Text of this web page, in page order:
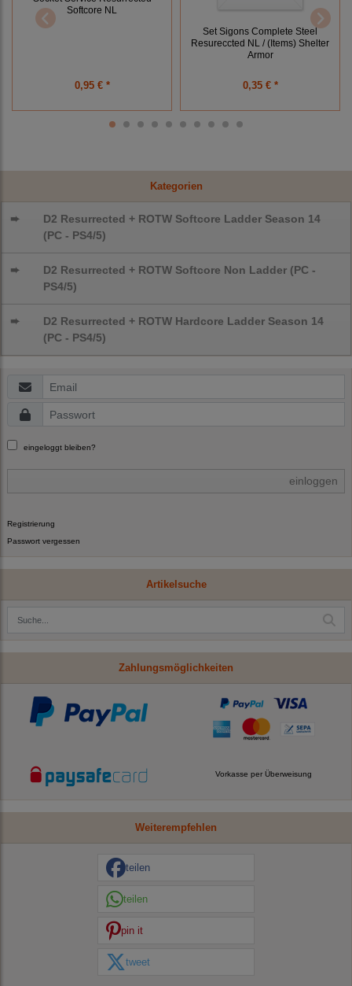
Kategorien
➨
D2 Resurrected + ROTW Softcore Ladder Season 14
(PC - PS4/5)
➨
D2 Resurrected + ROTW Softcore Non Ladder (PC -
PS4/5)
➨
D2 Resurrected + ROTW Hardcore Ladder Season 14
(PC - PS4/5)
eingeloggt bleiben?
einloggen
Registrierung
Passwort vergessen
Artikelsuche
Softcore NL
0,95 € *
Set Sigons Complete Steel
Resureccted NL / (Items) Shelter
Armor
0,35 € *
Zahlungsmöglichkeiten
Vorkasse per Überweisung
Weiterempfehlen
teilen
teilen
pin it
tweet